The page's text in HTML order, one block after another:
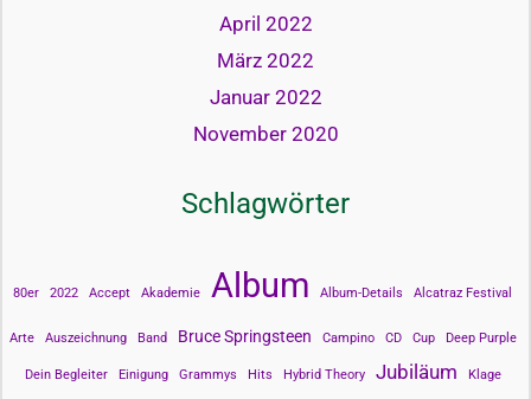
April 2022
März 2022
Januar 2022
November 2020
Schlagwörter
80er 2022 Accept Akademie Album Album-Details Alcatraz Festival
Arte Auszeichnung Band Bruce Springsteen Campino CD Cup Deep Purple
Dein Begleiter Einigung Grammys Hits Hybrid Theory Jubiläum Klage